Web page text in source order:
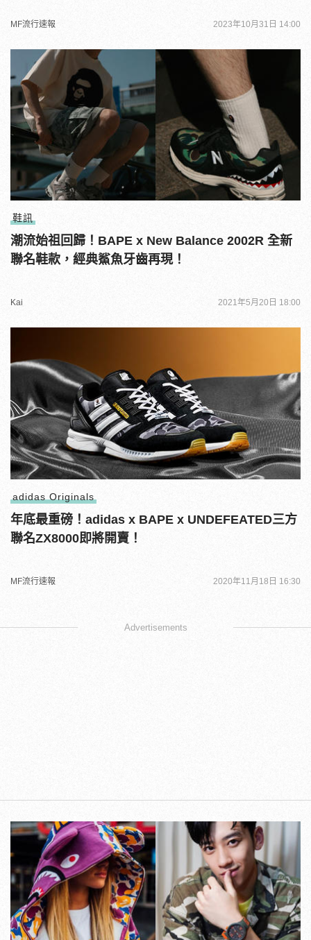
MF流行速報 2023年10月31日 14:00
鞋訊
潮流始祖回歸！BAPE x New Balance 2002R 全新
聯名鞋款，經典鯊魚牙齒再現！
Kai 2021年5月20日 18:00
adidas Originals
年底最重磅！adidas x BAPE x UNDEFEATED三方
聯名ZX8000即將開賣！
MF流行速報 2020年11月18日 16:30
Advertisements